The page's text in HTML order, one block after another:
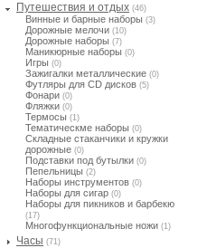
Путешествия и отдых (46)
Винные и барные наборы (3)
Дорожные мелочи (10)
Дорожные наборы (7)
Маникюрные наборы (0)
Игры (0)
Зажигалки металлические (0)
Футляры для CD дисков (5)
Фонари (0)
Фляжки (0)
Термосы (1)
Тематическме наборы (0)
Складные стаканчики и кружки
дорожные (0)
Подставки под бутылки (0)
Пепельницы (2)
Наборы инструментов (0)
Наборы для сигар (0)
Наборы для пикников и барбекю
(17)
Многофункциональные ножи (1)
Часы (71)